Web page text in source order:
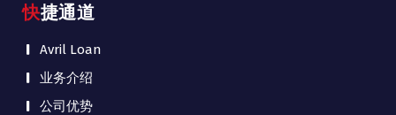
快捷通道
Avril Loan
业务介绍
公司优势